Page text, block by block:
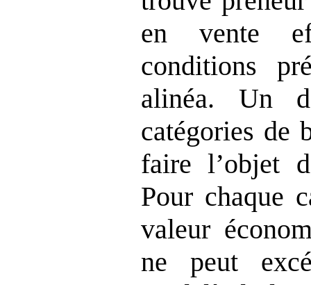
en vente
conditions
alinéa. Un
catégories de
faire l’objet
Pour chaque
valeur
ne peut